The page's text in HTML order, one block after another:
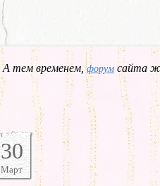
А тем временем,форум сайта
30
Март